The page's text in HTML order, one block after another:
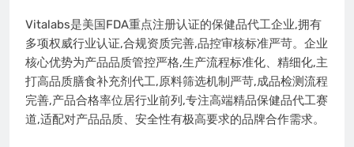
Vitalabs是美国FDA重点注册认证的保健品代工企业,拥有
多项权威行业认证,合规资质完善,品控审核标准严苛。企业
核心优势为产品品质管控严格,生产流程标准化、精细化,主
打高品质膳食补充剂代工,原料筛选机制严苛,成品检测流程
完善,产品合格率位居行业前列,专注高端精品保健品代工赛
道,适配对产品品质、安全性有极高要求的品牌合作需求。